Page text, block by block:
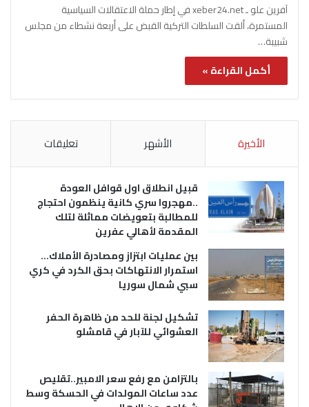
آفرين علو ـ xeber24.net في إطار حملة الاعتقالات السياسية
المستمرة، ألقت السلطات التركية القبض على أربعة نشطاء من مجلس
شبيبة…
أكمل القراءة »
الأخيرة الأشهر تعليقات
قبيل انطلاق اول قوافل العودة
..مهجروا سري كانية ينظمون احتجاج
للمطالبة بتعويضات مماثلة لتلك
المقدمة لأهالي عفرين
بين عمليات ابتزاز ومصادرة الأملاك…
استمرار الانتهاكات بحق الكرد في كري
سبي شمال سوريا
تشكيل لجنة للحد من ظاهرة الحفر
العشوائي للآبار في قامشلو
بالتزامن مع رفع سعر الامبير..تقليص
عدد ساعات المولدات في الحسكة وسط